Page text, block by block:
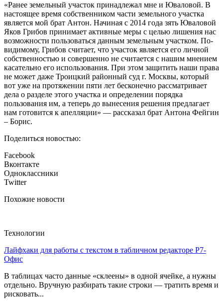
«Ранее земельный участок принадлежал мне и Юваловой. В
настоящее время собственником части земельного участка
является мой брат Антон. Начиная с 2014 года зять Юваловой
Яков Грибов принимает активные меры с целью лишения нас
возможности пользоваться данным земельным участком. По-
видимому, Грибов считает, что участок является его личной
собственностью и совершенно не считается с нашим мнением
касательно его использования. При этом защитить наши права
не может даже Троицкий районный суд г. Москвы, который
вот уже на протяжении пяти лет бесконечно рассматривает
дела о разделе этого участка и определении порядка
пользования им, а теперь до вынесения решения предлагает
нам готовится к апелляции» — рассказал брат Антона Фейгин
– Борис.
Поделиться новостью:
Facebook
Вконтакте
Одноклассники
Twitter
Похожие новости
Технологии
Лайфхаки для работы с текстом в табличном редакторе Р7-
Офис
В таблицах часто данные «склеены» в одной ячейке, а нужны
отдельно. Вручную разбирать такие строки — тратить время и
рисковать...